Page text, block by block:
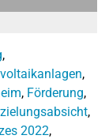
,
,
, Förderung,
,
2022,